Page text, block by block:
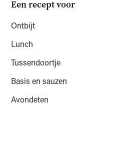
Een recept voor
Ontbijt
Lunch
Tussendoortje
Basis en sauzen
Avondeten